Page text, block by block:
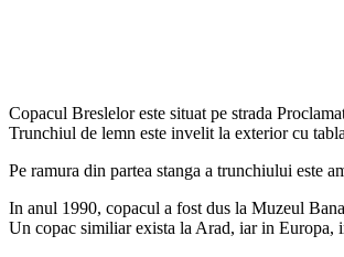
Copacul Breslelor este situat pe strada
Trunchiul de lemn este invelit la exterior cu
Pe ramura din partea stanga a trunchiului este
In anul 1990, copacul a fost dus la Muzeul
Un copac similiar exista la Arad, iar in Europa,